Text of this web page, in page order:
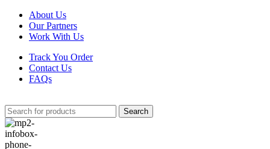
About Us
Our Partners
Work With Us
Track You Order
Contact Us
FAQs
Search